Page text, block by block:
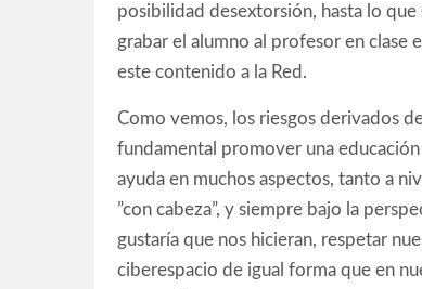
posibilidad desextorsión, hasta lo
grabar el alumno al profesor en clase
este contenido a la Red.
Como vemos, los riesgos derivados
fundamental promover una
ayuda en muchos aspectos, tanto a
”con cabeza”, y siempre bajo la
gustaría que nos hicieran, respetar
ciberespacio de igual forma que en